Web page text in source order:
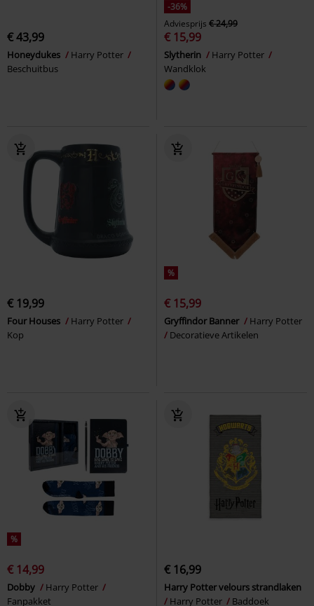
€ 43,99
Honeydukes
Harry Potter
Beschuitbus
-36%
Adviesprijs € 24,99
€ 15,99
Slytherin
Harry Potter
Wandklok
€ 19,99
Four Houses
Harry Potter
Kop
%
€ 15,99
Gryffindor Banner
Harry Potter
Decoratieve Artikelen
%
€ 14,99
Dobby
Harry Potter
Fanpakket
€ 16,99
Harry Potter velours strandlaken
Harry Potter
Baddoek